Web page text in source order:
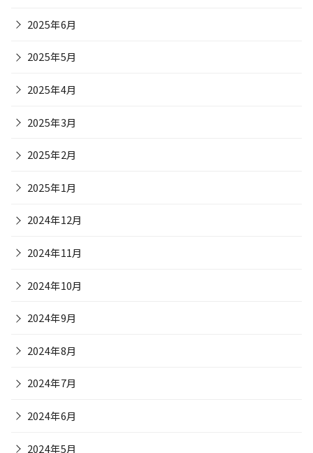
2025年6月
2025年5月
2025年4月
2025年3月
2025年2月
2025年1月
2024年12月
2024年11月
2024年10月
2024年9月
2024年8月
2024年7月
2024年6月
2024年5月